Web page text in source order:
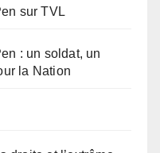
sur TVL
: un soldat, un
la Nation